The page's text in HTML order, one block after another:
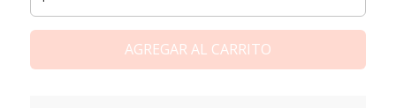
AGREGAR AL CARRITO